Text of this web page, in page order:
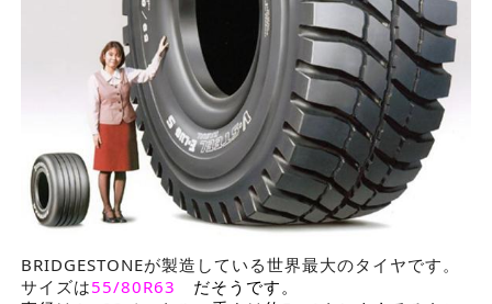
BRIDGESTONEが製造している世界最大のタイヤです。
サイズは55/80R63 だそうです。